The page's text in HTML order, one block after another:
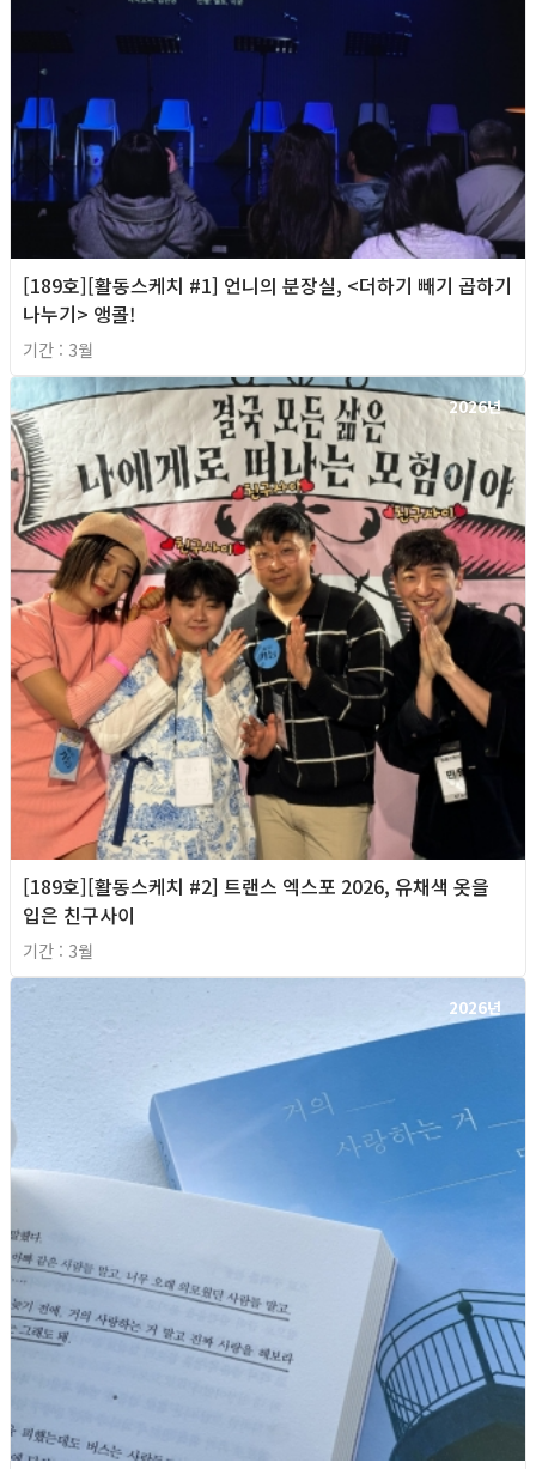
[189호][활동스케치 #1] 언니의 분장실, <더하기 빼기 곱하기
나누기> 앵콜!
기간 : 3월
2026년
[189호][활동스케치 #2] 트랜스 엑스포 2026, 유채색 옷을
입은 친구사이
기간 : 3월
2026년